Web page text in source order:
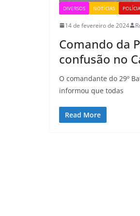
DIVERSOS NOTÍCIAS POLÍCIA
14 de fevereiro de 2024
Comando da
confusão no
O comandante do 29º
informou que todas
Read More